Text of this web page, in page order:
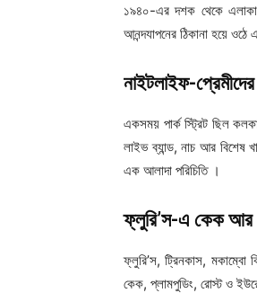
১৯৪০-এর দশক থেকে
আনন্দযাপনের ঠিকানা হয়ে
নাইটলাইফ-
একসময় পার্ক স্ট্রিট ছিল
লাইভ ব্যান্ড, নাচ আর বিশেষ
এক আলাদা পরিচিতি ।
ফ্লুরি’স-এ কেক আর
ফ্লুরি’স, ট্রিনকাস, মকাম্বো
কেক, প্লামপুডিং, রোস্ট ও